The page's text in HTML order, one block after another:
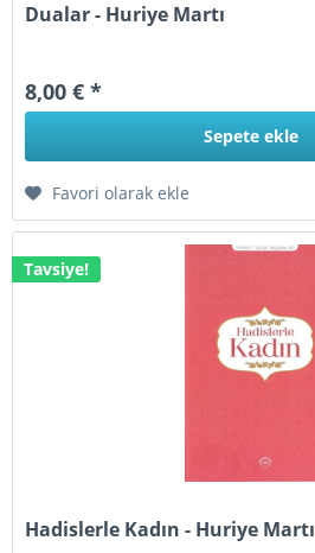
Dualar - Huriye Martı
8,00 € *
Sepete ekle
Favori olarak ekle
Tavsiye!
Hadislerle Kadın - Huriye Martı